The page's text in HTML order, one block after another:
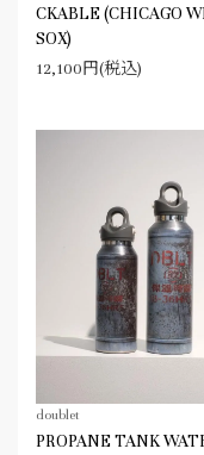
CKABLE (CHICAGO
SOX)
12,100円(税込)
doublet
PROPANE TANK